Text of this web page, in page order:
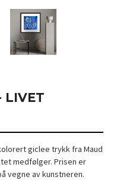
LIVET
giclee trykk fra Maud
medfølger. Prisen er
vegne av kunstneren.